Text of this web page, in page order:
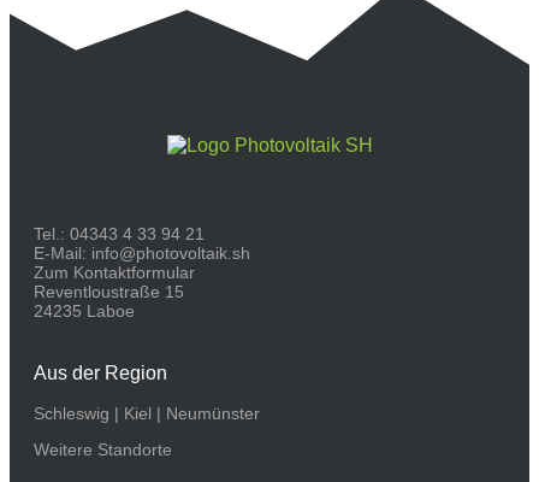
Tel.: 04343 4 33 94 21
E-Mail: info@photovoltaik.sh
Zum Kontaktformular
Reventloustraße 15
24235 Laboe
Aus der Region
Schleswig | Kiel | Neumünster
Weitere Standorte